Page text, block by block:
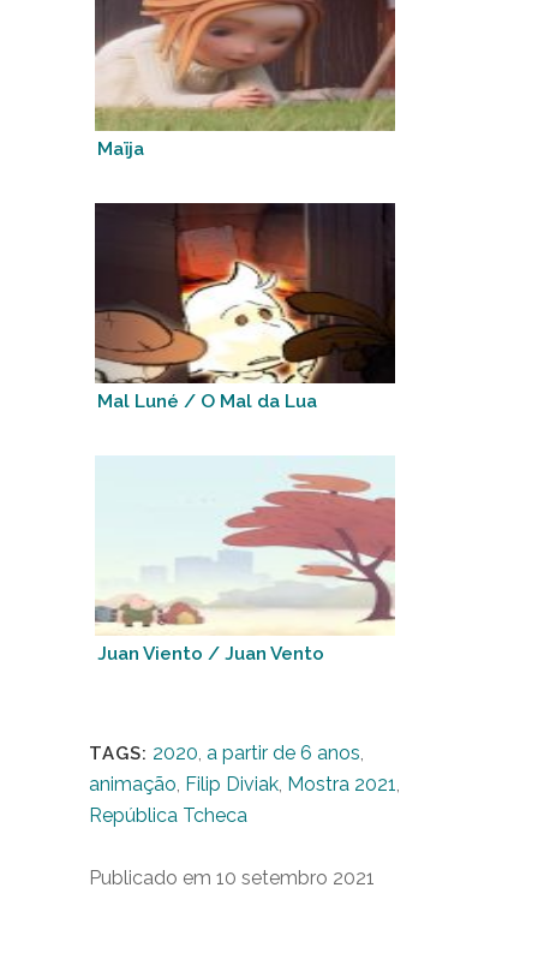
Maïja
Mal Luné / O Mal da Lua
Juan Viento / Juan Vento
TAGS: 2020, a partir de 6 anos,
animação, Filip Diviak, Mostra 2021,
República Tcheca
Publicado em 10 setembro 2021